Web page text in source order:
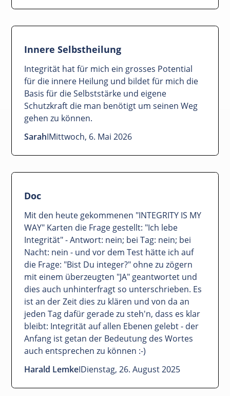
Innere Selbstheilung
Integrität hat für mich ein grosses Potential
für die innere Heilung und bildet für mich die
Basis für die Selbststärke und eigene
Schutzkraft die man benötigt um seinen Weg
gehen zu können.
SarahIMittwoch, 6. Mai 2026
Doc
Mit den heute gekommenen "INTEGRITY IS MY
WAY" Karten die Frage gestellt: "Ich lebe
Integrität" - Antwort: nein; bei Tag: nein; bei
Nacht: nein - und vor dem Test hätte ich auf
die Frage: "Bist Du integer?" ohne zu zögern
mit einem überzeugten "JA" geantwortet und
dies auch unhinterfragt so unterschrieben. Es
ist an der Zeit dies zu klären und von da an
jeden Tag dafür gerade zu steh'n, dass es klar
bleibt: Integrität auf allen Ebenen gelebt - der
Anfang ist getan der Bedeutung des Wortes
auch entsprechen zu können :-)
Harald LemkeIDienstag, 26. August 2025